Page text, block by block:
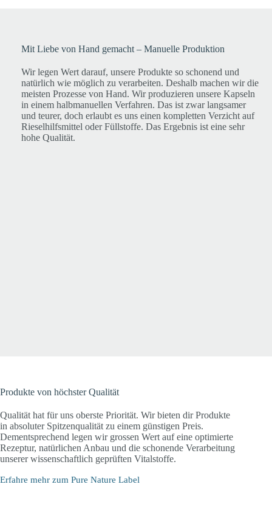
Mit Liebe von Hand gemacht – Manuelle Produktion
Wir legen Wert darauf, unsere Produkte so schonend und
natürlich wie möglich zu verarbeiten. Deshalb machen wir die
meisten Prozesse von Hand. Wir produzieren unsere Kapseln
in einem halbmanuellen Verfahren. Das ist zwar langsamer
und teurer, doch erlaubt es uns einen kompletten Verzicht auf
Rieselhilfsmittel oder Füllstoffe. Das Ergebnis ist eine sehr
hohe Qualität.
Produkte von höchster Qualität
Qualität hat für uns oberste Priorität. Wir bieten dir Produkte
in absoluter Spitzenqualität zu einem günstigen Preis.
Dementsprechend legen wir grossen Wert auf eine optimierte
Rezeptur, natürlichen Anbau und die schonende Verarbeitung
unserer wissenschaftlich geprüften Vitalstoffe.
Erfahre mehr zum Pure Nature Label